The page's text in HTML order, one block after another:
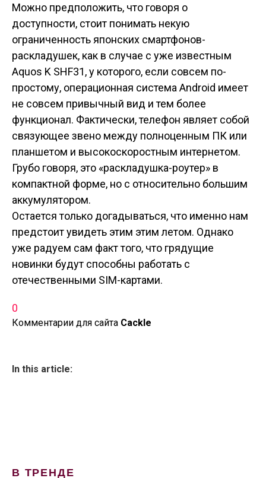
Можно предположить, что говоря о
доступности, стоит понимать некую
ограниченность японских смартфонов-
раскладушек, как в случае с уже известным
Aquos K SHF31, у которого, если совсем по-
простому, операционная система Android имеет
не совсем привычный вид и тем более
функционал. Фактически, телефон являет собой
связующее звено между полноценным ПК или
планшетом и высокоскоростным интернетом.
Грубо говоря, это «раскладушка-роутер» в
компактной форме, но с относительно большим
аккумулятором.
Остается только догадываться, что именно нам
предстоит увидеть этим этим летом. Однако
уже радуем сам факт того, что грядущие
новинки будут способны работать с
отечественными SIM-картами.
0
Комментарии для сайта Cackle
In this article:
В ТРЕНДЕ